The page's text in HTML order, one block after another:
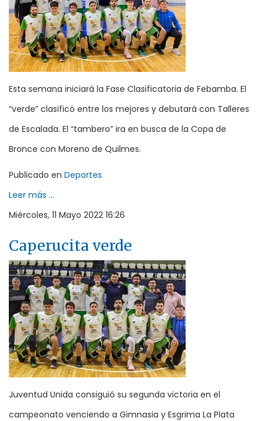
Esta semana iniciará la Fase Clasificatoria de Febamba. El
“verde” clasificó entre los mejores y debutará con Talleres
de Escalada. El “tambero” ira en busca de la Copa de
Bronce con Moreno de Quilmes.
Publicado en Deportes
Leer más ...
Miércoles, 11 Mayo 2022 16:26
Caperucita verde
Juventud Unida consiguió su segunda victoria en el
campeonato venciendo a Gimnasia y Esgrima La Plata